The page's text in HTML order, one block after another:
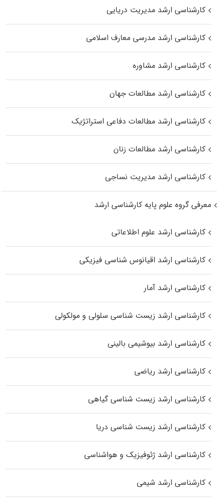
کارشناسی ارشد مدیریت دریایی
کارشناسی ارشد مدرسی معارف اسلامی
کارشناسی ارشد مشاوره
کارشناسی ارشد مطالعات جهان
کارشناسی ارشد مطالعات دفاعی استراتژیک
کارشناسی ارشد مطالعات زنان
کارشناسی ارشد مدیریت نساجی
معرفی گروه علوم پایه کارشناسی ارشد
کارشناسی ارشد علوم اطلاعاتی
کارشناسی ارشد اقیانوس‌ شناسی فیزیکی
کارشناسی ارشد آمار
کارشناسی ارشد زیست شناسی سلولی و مولکولی
کارشناسی ارشد بیوشیمی بالینی
کارشناسی ارشد ریاضی
کارشناسی ارشد زیست‌ شناسی گیاهی
کارشناسی ارشد زیست‌ شناسی دریا
کارشناسی ارشد ژئوفیزیک و هواشناسی
کارشناسی ارشد شیمی